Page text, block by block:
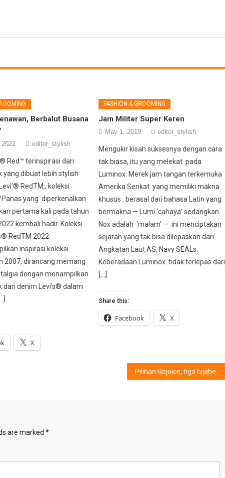
Berbalut Busana
editor_stylish
Red™ terinspirasi dari
yang dibuat lebih stylish
RedTM,, koleksi
yang diperkenalkan
pertama kali pada tahun
kembali hadir. Koleksi
RedTM 2022
inspirasi koleksi
2007, dirancang memang
dengan menampilkan
dari denim Levi’s® dalam
X
FASHION & GROOMING
Jam Militer Super Keren
May 1, 2019 editor_stylish
Mengukir kisah suksesnya dengan cara
tak biasa, itu yang melekat pada
Luminox. Merek jam tangan terkemuka
Amerika Serikat yang memiliki makna
khusus : berasal dari bahasa Latin yang
bermakna — Lumi ‘cahaya’ sedangkan
Nox adalah ‘malam’ — ini menciptakan
sejarah yang tak bisa dilepaskan dari
Angkatan Laut AS, Navy SEALs.
Keberadaan Luminox tidak terlepas dari
[…]
Share this:
Facebook X
are marked *